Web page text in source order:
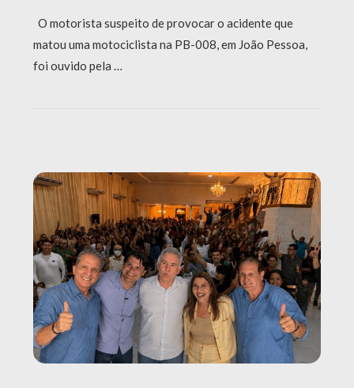
O motorista suspeito de provocar o acidente que
matou uma motociclista na PB-008, em João Pessoa,
foi ouvido pela …